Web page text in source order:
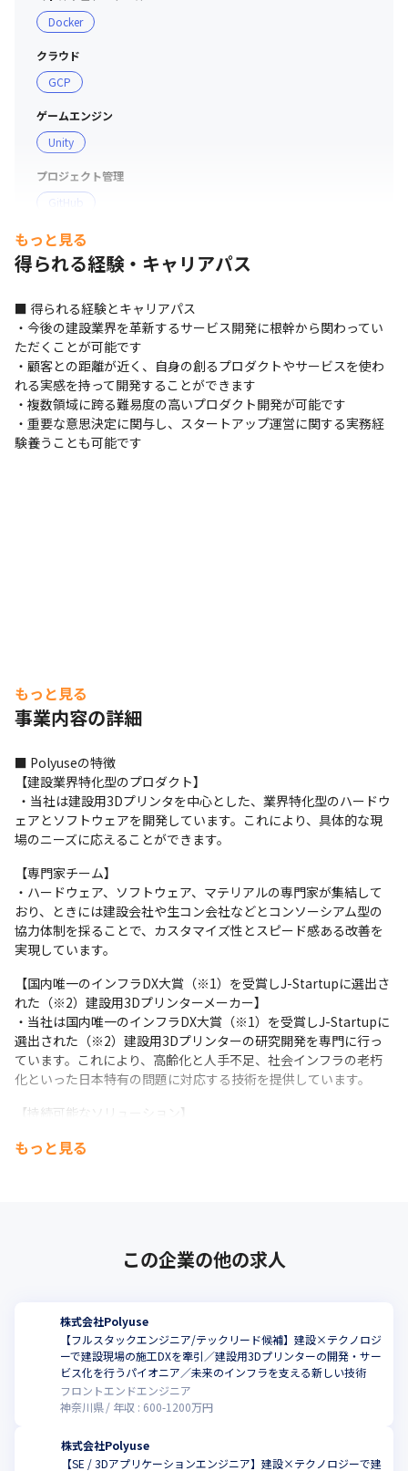
• Figma
• Google Workspace
Docker
クラウド
GCP
ゲームエンジン
Unity
プロジェクト管理
GitHub
もっと見る
得られる経験・キャリアパス
■ 得られる経験とキャリアパス
・今後の建設業界を革新するサービス開発に根幹から関わってい
ただくことが可能です
・顧客との距離が近く、自身の創るプロダクトやサービスを使わ
れる実感を持って開発することができます
・複数領域に跨る難易度の高いプロダクト開発が可能です
・重要な意思決定に関与し、スタートアップ運営に関する実務経
験養うことも可能です
もっと見る
事業内容の詳細
■ Polyuseの特徴
【建設業界特化型のプロダクト】
ェアとソフトウェアを開発しています。これにより、具体的な現
場のニーズに応えることができます。
【専門家チーム】
・ハードウェア、ソフトウェア、マテリアルの専門家が集結して
おり、ときには建設会社や生コン会社などとコンソーシアム型の
協力体制を採ることで、カスタマイズ性とスピード感ある改善を
実現しています。
【国内唯一のインフラDX大賞（※1）を受賞しJ-Startupに選出さ
れた（※2）建設用3Dプリンターメーカー】
・当社は国内唯一のインフラDX大賞（※1）を受賞しJ-Startupに
選出された（※2）建設用3Dプリンターの研究開発を専門に行っ
ています。これにより、高齢化と人手不足、社会インフラの老朽
化といった日本特有の問題に対応する技術を提供しています。
【持続可能なソリューション】
環境にも配慮した製品開発を進めています。
そして日本の未来をより良くしたいと考えています。
※1：国土交通省主催「令和4年度 インフラDX大賞」の優秀賞にて
受賞。同年度の同賞において、建設用3Dプリンターメーカーとし
ての受賞は株式会社Polyuseのみです（2023年3月時点）
※2：経済産業省主導のスタートアップ支援プログラム「J-
もっと見る
この企業の他の求人
株式会社Polyuse
【フルスタックエンジニア/テックリード候補】建設×テクノロジ
ーで建設現場の施工DXを牽引／建設用3Dプリンターの開発・サー
ビス化を行うパイオニア／未来のインフラを支える新しい技術
フロントエンドエンジニア
神奈川県
年収 : 600-1200万円
株式会社Polyuse
【SE / 3Dアプリケーションエンジニア】建設×テクノロジーで建